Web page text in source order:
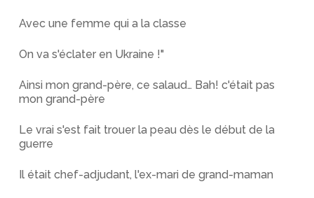
Avec une femme qui a la classe
On va s'éclater en Ukraine !"
Ainsi mon grand-père, ce salaud… Bah! c'était pas
mon grand-père
Le vrai s'est fait trouer la peau dès le début de la
guerre
Il était chef-adjudant, l'ex-mari de grand-maman